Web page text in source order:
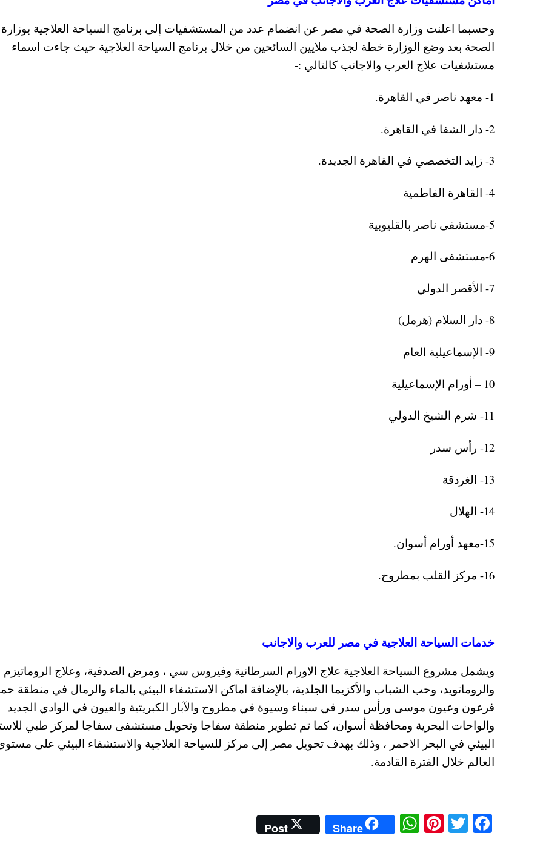
وحسبما اعلنت وزارة الصحة في مصر عن انضمام عدد من المستشفيات إلى برنامج السياحة العلاجية بوزارة
الصحة بعد وضع الوزارة خطة لجذب ملايين السائحين من خلال برنامج السياحة العلاجية حيث جاءت اسماء
مستشفيات علاج العرب والاجانب كالتالي :-
1- معهد ناصر في القاهرة.
2- دار الشفا في القاهرة.
3- زايد التخصصي في القاهرة الجديدة.
4- القاهرة الفاطمية
5-مستشفى ناصر بالقليوبية
6-مستشفى الهرم
7- الأقصر الدولي
8- دار السلام (هرمل)
9- الإسماعيلية العام
10 – أورام الإسماعيلية
11- شرم الشيخ الدولي
12- رأس سدر
13- الغردقة
14- الهلال
15-معهد أورام أسوان.
16- مركز القلب بمطروح.
خدمات السياحة العلاجية في مصر للعرب والاجانب
ويشمل مشروع السياحة العلاجية علاج الاورام السرطانية وفيروس سي ، ومرض الصدفية، وعلاج الروماتيزم
والروماتويد، وحب الشباب والأكزيما الجلدية، بالإضافة اماكن الاستشفاء البيئي بالماء والرمال في منطقة
فرعون وعيون موسى ورأس سدر في سيناء وسيوة في مطروح والآبار الكبريتية والعيون في الوادي الجديد
والواحات البحرية ومحافظة أسوان، كما تم تطوير منطقة سفاجا وتحويل مستشفى سفاجا لمركز طبي
البيئي في البحر الاحمر ، وذلك بهدف تحويل مصر إلى مركز للسياحة العلاجية والاستشفاء البيئي على
العالم خلال الفترة القادمة.
Fa
T
Pi
W
ha
Share
Post